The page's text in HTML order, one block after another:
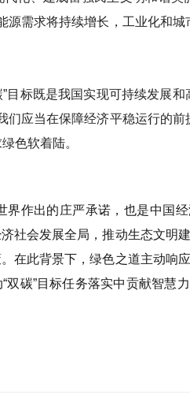
色软着陆。